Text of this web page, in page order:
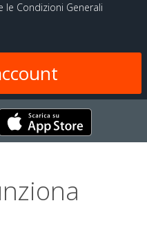
le Condizioni Generali